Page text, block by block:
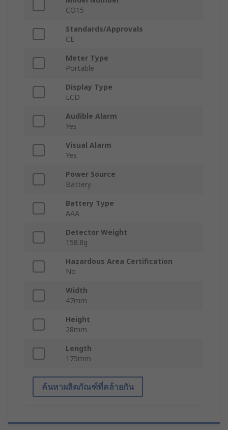
CO15
Standards/Approvals
CE
Meter Type
Portable
Display Type
LCD
Audible Alarm
Yes
Visual Alarm
Yes
Power Source
Battery
Battery Type
AAA
Detector Weight
158.8g
Hazardous Area Certification
No
Width
47mm
Height
28mm
Length
175mm
ค้นหาผลิตภัณฑ์ที่คล้ายกัน